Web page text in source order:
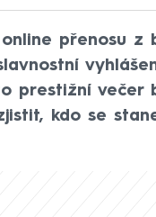
přenosu z
prestižní večer
kdo se